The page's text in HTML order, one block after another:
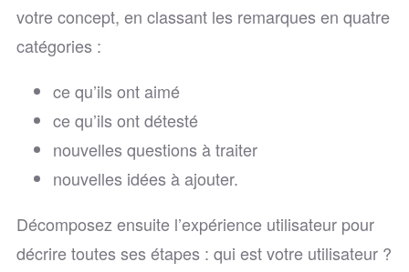
votre concept, en classant les remarques en quatre
catégories :
ce qu’ils ont aimé
ce qu’ils ont détesté
nouvelles questions à traiter
nouvelles idées à ajouter.
Décomposez ensuite l’expérience utilisateur pour
décrire toutes ses étapes : qui est votre utilisateur ?